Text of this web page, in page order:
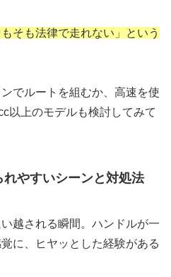
そも法律で走れない」という
でルートを組むか、高速を使
以上のモデルも検討してみて
やすいシーンと対処法
越される瞬間。ハンドルが一
に、ヒヤッとした経験がある